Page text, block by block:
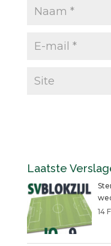
Laatste
14